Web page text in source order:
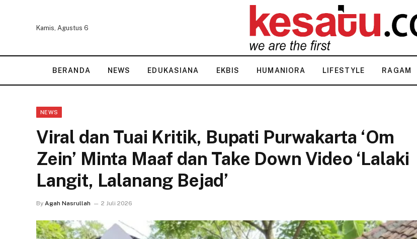
Kamis, Agustus 6
BERANDA NEWS EDUKASIANA EKBIS HUMANIORA LIFESTYLE RAGAM
NEWS
Viral dan Tuai Kritik, Bupati Purwakarta ‘Om
Zein’ Minta Maaf dan Take Down Video ‘Lalaki
Langit, Lalanang Bejad’
By Agah Nasrullah 2 Juli 2026